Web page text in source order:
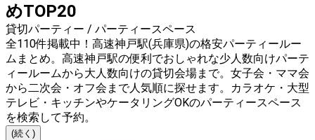
めTOP20
貸切パーティー / パーティースペース
全110件掲載中！高速神戸駅(兵庫県)の格安パーティールー
ムまとめ。高速神戸駅の便利でおしゃれな少人数向けパーテ
ィールームから大人数向けの貸切会場まで。女子会・ママ会
から二次会・オフ会まで人気順に探せます。カラオケ・大型
テレビ・キッチンやケータリングOKのパーティースペース
を検索して予約。
(続く)